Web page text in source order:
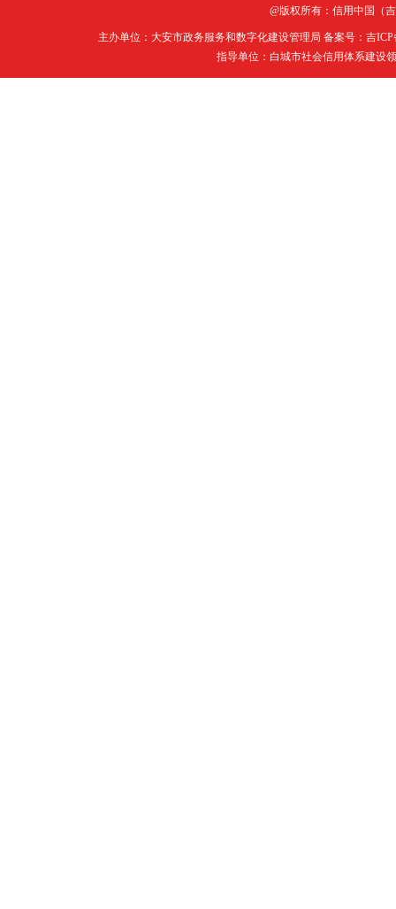
@版权所有：信用中国（
主办单位：大安市政务服务和数字化建设管理局 备案号： 吉ICP
指导单位：白城市社会信用体系建设